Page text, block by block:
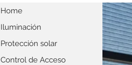
Home
Iluminación
Protección solar
Control de Acceso